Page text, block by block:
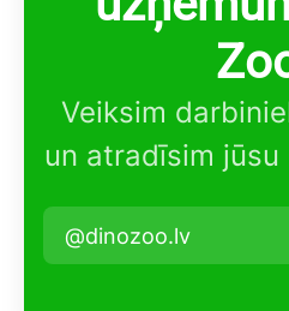
Veiksim
un atradīsim jūsu
@dinozoo.lv